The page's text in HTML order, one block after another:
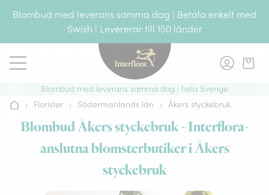
Blombud med leverans samma dag | Betala enkelt med
Swish | Levererar till 150 länder
Blombud med leverans samma dag i hela Sverige
Hem› Florister › Södermanlands län › Åkers styckebruk
Blombud Åkers styckebruk - Interflora-
anslutna blomsterbutiker i Åkers
styckebruk